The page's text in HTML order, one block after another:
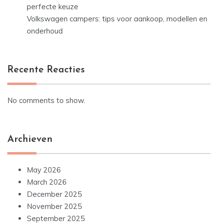
perfecte keuze
Volkswagen campers: tips voor aankoop, modellen en
onderhoud
Recente Reacties
No comments to show.
Archieven
May 2026
March 2026
December 2025
November 2025
September 2025